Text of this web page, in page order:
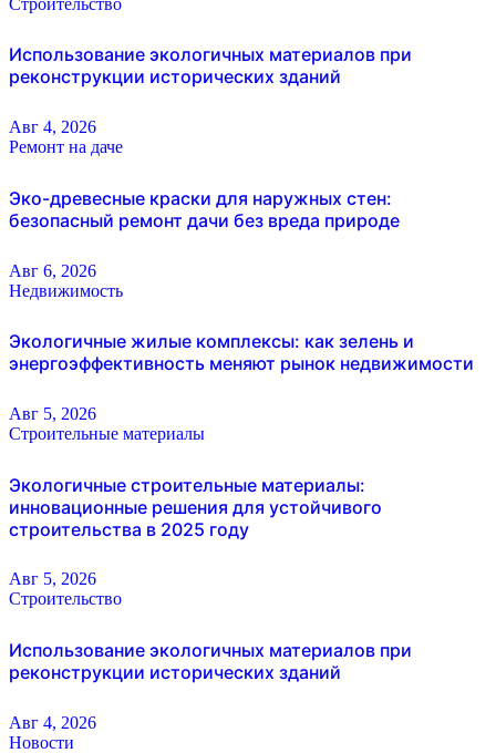
Использование экологичных материалов при
реконструкции исторических зданий
Авг 4, 2026
Ремонт на даче
Эко-древесные краски для наружных стен:
безопасный ремонт дачи без вреда природе
Авг 6, 2026
Недвижимость
Экологичные жилые комплексы: как зелень и
энергоэффективность меняют рынок недвижимости
Авг 5, 2026
Строительные материалы
Экологичные строительные материалы:
инновационные решения для устойчивого
строительства в 2025 году
Авг 5, 2026
Строительство
Использование экологичных материалов при
реконструкции исторических зданий
Авг 4, 2026
Новости